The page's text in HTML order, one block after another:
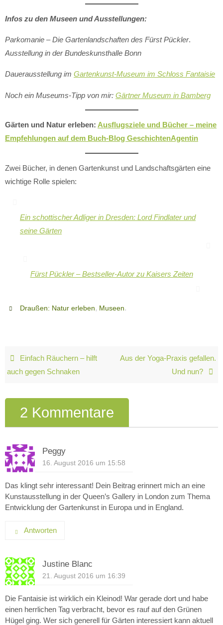
Infos zu den Museen und Ausstellungen:
Parkomanie – Die Gartenlandschaften des Fürst Pückler.
Ausstellung in der Bundeskunsthalle Bonn
Dauerausstellung im Gartenkunst-Museum im Schloss Fantaisie
Noch ein Museums-Tipp von mir: Gärtner Museum in Bamberg
Gärten und Natur erleben: Ausflugsziele und Bücher – meine
Empfehlungen auf dem Buch-Blog GeschichtenAgentin
Zwei Bücher, in denen Gartenkunst und Landschaftsgärten eine
wichtige Rolle spielen:
Ein schottischer Adliger in Dresden: Lord Findlater und
seine Gärten
Fürst Pückler – Bestseller-Autor zu Kaisers Zeiten
Draußen: Natur erleben, Museen.
Einfach Räuchern – hilft
auch gegen Schnaken
Aus der Yoga-Praxis gefallen.
Und nun?
2 Kommentare
Peggy
16. August 2016 um 15:58
Das klingt sehr interessant! Dein Beitrag erinnert mich an eine
Kunstausstellung in der Queen’s Gallery in London zum Thema
Entwicklung der Gartenkunst in Europa und in England.
Antworten
Justine Blanc
21. August 2016 um 16:39
Die Fantaisie ist wirklich ein Kleinod! War gerade dort und habe
einen herrlichen Tag verbracht, bevor es rauf auf den Grünen
Hügel ging. Wer sich generell für Gärten interessiert kann aktuell